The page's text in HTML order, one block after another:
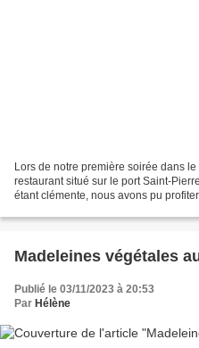
Lors de notre première soirée dans
restaurant situé sur le port Saint-
étant clémente, nous avons pu
Madeleines végétales
Publié le 03/11/2023 à 20:53
Par Hélène